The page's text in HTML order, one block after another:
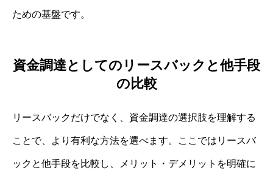
ための基盤です。
資金調達としてのリースバックと他手段
の比較
リースバックだけでなく、資金調達の選択肢を理解する
ことで、より有利な方法を選べます。ここではリースバ
ックと他手段を比較し、メリット・デメリットを明確に